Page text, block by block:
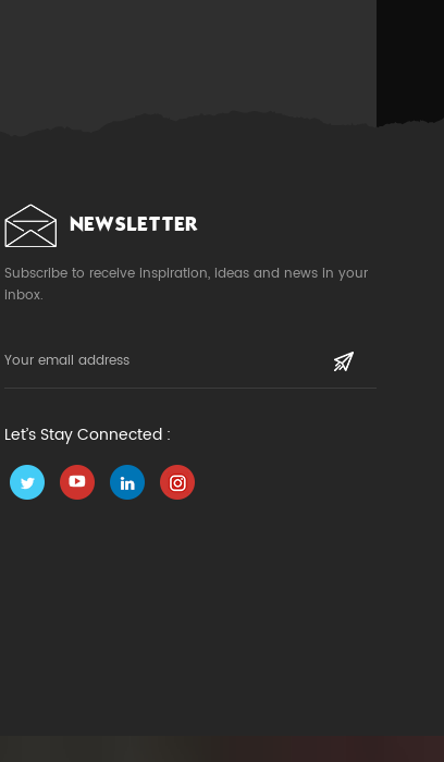
NEWSLETTER
Subscribe to receive inspiration, ideas and news in your
inbox.
Let’s Stay Connected :